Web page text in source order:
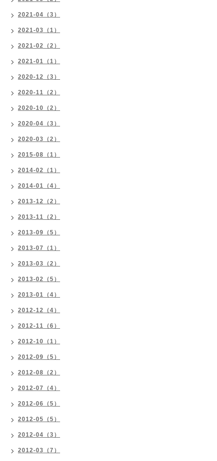
2021-04（3）
2021-03（1）
2021-02（2）
2021-01（1）
2020-12（3）
2020-11（2）
2020-10（2）
2020-04（3）
2020-03（2）
2015-08（1）
2014-02（1）
2014-01（4）
2013-12（2）
2013-11（2）
2013-09（5）
2013-07（1）
2013-03（2）
2013-02（5）
2013-01（4）
2012-12（4）
2012-11（6）
2012-10（1）
2012-09（5）
2012-08（2）
2012-07（4）
2012-06（5）
2012-05（5）
2012-04（3）
2012-03（7）